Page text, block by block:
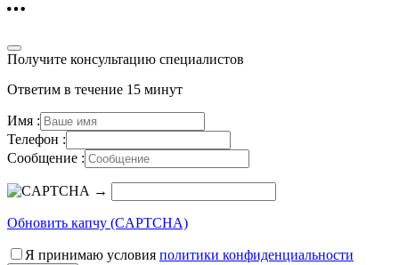
Получите консультацию специалистов
Ответим в течение 15 минут
Имя :
Телефон :
Сообщение :
→
Обновить капчу (CAPTCHA)
Я принимаю условия политики конфиденциальности